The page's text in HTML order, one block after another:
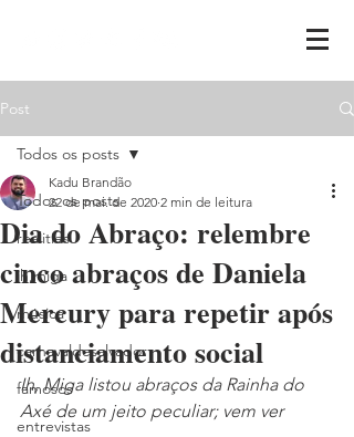
Post
Todos os posts
realities
ih,miga
música
carnavaldesalvador
famosos
entrevistas
Todos os posts
Dia do Abraço: relembre
cinco abraços de Daniela
Mercury para repetir após
distanciamento social
Kadu Brandão
22 de mai. de 2020 2 min de leitura
Ih, Miga listou abraços da Rainha do
Axé de um jeito peculiar; vem ver